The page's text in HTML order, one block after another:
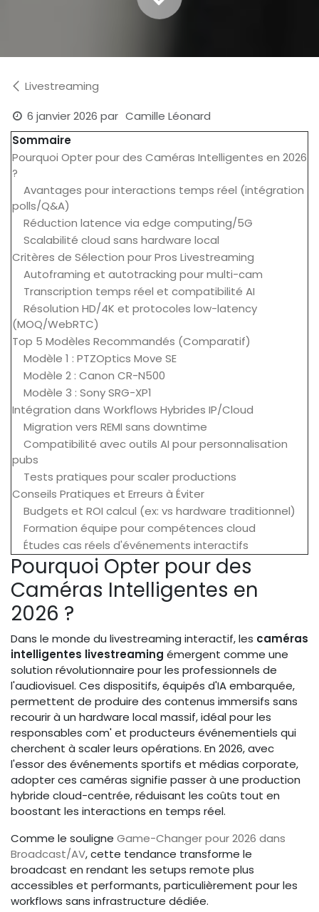
Livestreaming
6 janvier 2026 par Camille Léonard
Sommaire
Pourquoi Opter pour des Caméras Intelligentes en 2026
?
Avantages pour interactions temps réel (intégration
polls/Q&A)
Réduction latence via edge computing/5G
Scalabilité cloud sans hardware local
Critères de Sélection pour Pros Livestreaming
Autoframing et autotracking pour multi-cam
Transcription temps réel et compatibilité AI
Résolution HD/4K et protocoles low-latency
(MOQ/WebRTC)
Top 5 Modèles Recommandés (Comparatif)
Modèle 1 : PTZOptics Move SE
Modèle 2 : Canon CR-N500
Modèle 3 : Sony SRG-XP1
Intégration dans Workflows Hybrides IP/Cloud
Migration vers REMI sans downtime
Compatibilité avec outils AI pour personnalisation
pubs
Tests pratiques pour scaler productions
Conseils Pratiques et Erreurs à Éviter
Budgets et ROI calcul (ex: vs hardware traditionnel)
Formation équipe pour compétences cloud
Études cas réels d'événements interactifs
Pourquoi Opter pour des
Caméras Intelligentes en
2026 ?
Dans le monde du livestreaming interactif, les caméras
intelligentes livestreaming émergent comme une
solution révolutionnaire pour les professionnels de
l'audiovisuel. Ces dispositifs, équipés d'IA embarquée,
permettent de produire des contenus immersifs sans
recourir à un hardware local massif, idéal pour les
responsables com' et producteurs événementiels qui
cherchent à scaler leurs opérations. En 2026, avec
l'essor des événements sportifs et médias corporate,
adopter ces caméras signifie passer à une production
hybride cloud-centrée, réduisant les coûts tout en
boostant les interactions en temps réel.
Comme le souligne Game-Changer pour 2026 dans
Broadcast/AV, cette tendance transforme le
broadcast en rendant les setups remote plus
accessibles et performants, particulièrement pour les
workflows sans infrastructure dédiée.